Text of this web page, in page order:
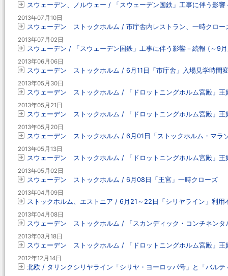
スウェーデン、ノルウェー / 「スウェーデン国鉄」工事に伴う影
2013年07月10日
スウェーデン ストックホルム / 市庁舎内レストラン、一時クロー
2013年07月02日
スウェーデン / 「スウェーデン国鉄」工事に伴う影響－続報 (～9
2013年06月06日
スウェーデン ストックホルム / 6月11日「市庁舎」入場見学時間
2013年05月30日
スウェーデン ストックホルム / 「ドロットニングホルム宮殿」
2013年05月21日
スウェーデン ストックホルム / 「ドロットニングホルム宮殿」
2013年05月20日
スウェーデン ストックホルム / 6月01日「ストックホルム・マラ
2013年05月13日
スウェーデン ストックホルム / 「ドロットニングホルム宮殿」
2013年05月02日
スウェーデン ストックホルム / 6月08日「王宮」一時クローズ
2013年04月09日
ストックホルム、エストニア / 6月21～22日「シリヤライン」利用
2013年04月08日
スウェーデン ストックホルム / 「スカンディック・コンチネンタ
2013年03月18日
スウェーデン ストックホルム / 「ドロットニングホルム宮殿」
2012年12月14日
北欧 / タリンクシリヤライン「シリヤ・ヨーロッパ号」と「バル